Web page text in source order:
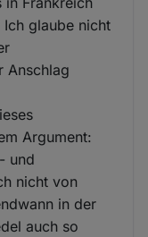
Ich glaube nicht
Anschlag
Argument:
und
nicht von
in der
auch so